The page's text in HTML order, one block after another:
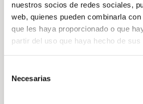
nuestros socios de redes sociales,
web, quienes pueden combinarla
que les haya proporcionado o que
partir del uso que haya hecho de
Necesarias
Volkswagen Caddy
Maxi California 2.0 TDI 90kW
Precio a consultar